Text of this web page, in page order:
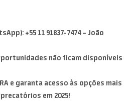
+55 11 91837-7474 – João
oportunidades não ficam disponíveis
e garanta acesso às opções mais
em 2025!